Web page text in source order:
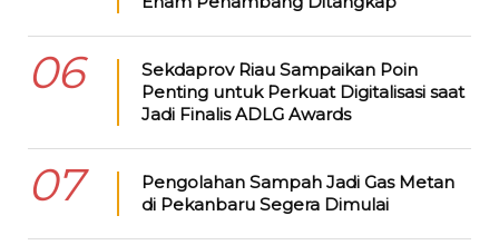
06
Sekdaprov Riau Sampaikan Poin
Penting untuk Perkuat Digitalisasi saat
Jadi Finalis ADLG Awards
07
Pengolahan Sampah Jadi Gas Metan
di Pekanbaru Segera Dimulai